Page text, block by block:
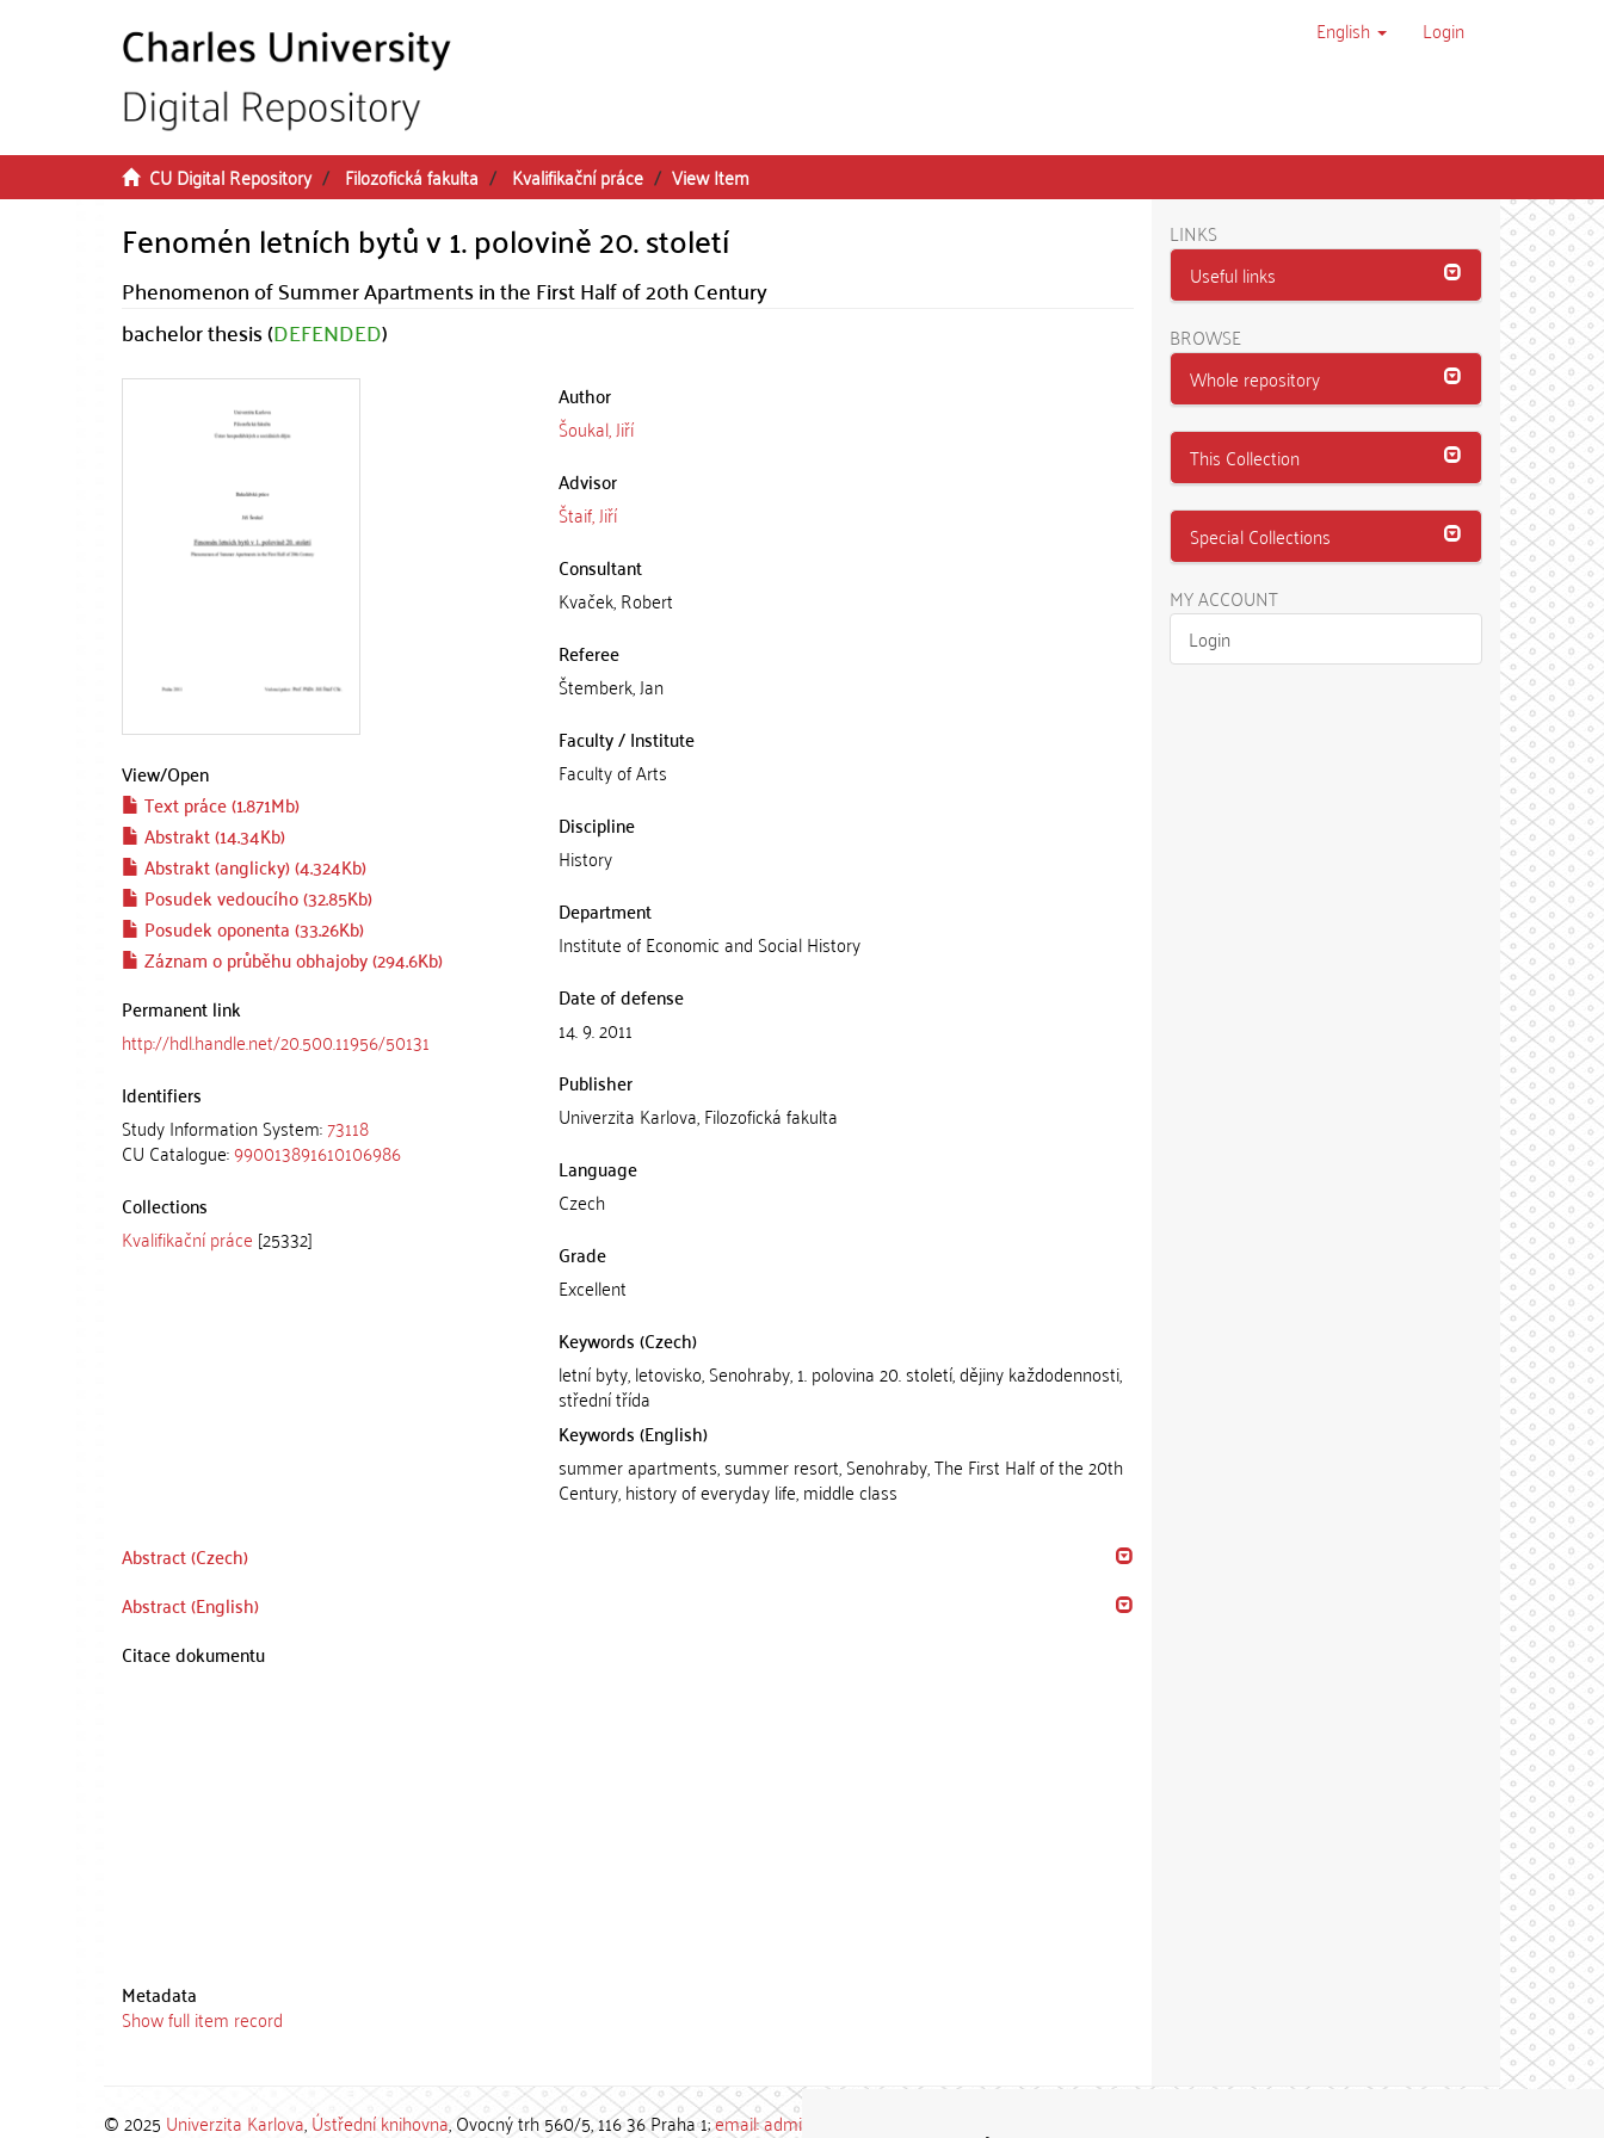
English Login
CU Digital Repository Filozofická fakulta Kvalifikační práce View Item
Fenomén letních bytů v 1. polovině 20. století
Phenomenon of Summer Apartments in the First Half of 20th Century
bachelor thesis (DEFENDED)
View/Open
Text práce (1.871Mb)
Abstrakt (14.34Kb)
Abstrakt (anglicky) (4.324Kb)
Posudek vedoucího (32.85Kb)
Posudek oponenta (33.26Kb)
Záznam o průběhu obhajoby (294.6Kb)
Permanent link
http://hdl.handle.net/20.500.11956/50131
Identifiers
Study Information System:73118
CU Catalogue:990013891610106986
Collections
Kvalifikační práce [25332]
Author
Šoukal, Jiří
Advisor
Štaif, Jiří
Consultant
Kvaček, Robert
Referee
Štemberk, Jan
Faculty / Institute
Faculty of Arts
Discipline
History
Department
Institute of Economic and Social History
Date of defense
14. 9. 2011
Publisher
Univerzita Karlova, Filozofická fakulta
Language
Czech
Grade
Excellent
Keywords (Czech)
letní byty, letovisko, Senohraby, 1. polovina 20. století, dějiny každodennosti,
střední třída
Keywords (English)
summer apartments, summer resort, Senohraby, The First Half of the 20th
Century, history of everyday life, middle class
Abstract (Czech)
Abstract (English)
Citace dokumentu
Metadata
Show full item record
LINKS
Useful links
BROWSE
Whole repository
This Collection
Special Collections
MY ACCOUNT
Login
© 2025 Univerzita Karlova,Ústřední knihovna, Ovocný trh 560/5, 116 36 Praha 1;email: admin-repozitar [at] cuni.cz